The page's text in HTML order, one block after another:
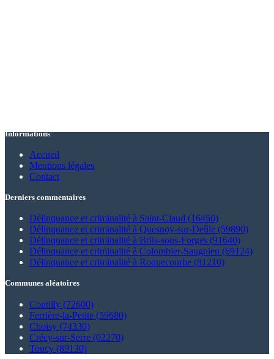
Informations
Accueil
Mentions légales
Contact
Derniers commentaires
Délinquance et criminalité à Saint-Claud (16450)
Délinquance et criminalité à Quesnoy-sur-Deûle (59890)
Délinquance et criminalité à Briis-sous-Forges (91640)
Délinquance et criminalité à Colombier-Saugnieu (69124)
Délinquance et criminalité à Roquecourbe (81210)
Communes aléatoires
Contilly (72600)
Ferrière-la-Petite (59680)
Choisy (74330)
Crécy-sur-Serre (02270)
Toucy (89130)